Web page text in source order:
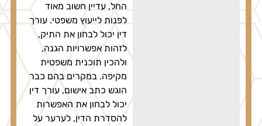
החל, עדיין חשוב מאוד
לפנות לייעוץ משפטי. עורך
דין יכול לבחון את התיק,
לזהות אפשרויות הגנה,
ולהכין תוכנית משפטית
מקיפה. במקרים בהם כבר
הוגש כתב אישום, עורך דין
יכול לבחון את האפשרות
להסדרת הדין, לערער על